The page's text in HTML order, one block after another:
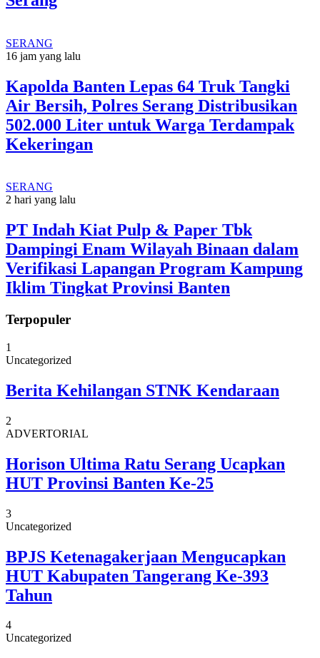
SERANG
16 jam yang lalu
Kapolda Banten Lepas 64 Truk Tangki
Air Bersih, Polres Serang Distribusikan
502.000 Liter untuk Warga Terdampak
Kekeringan
SERANG
2 hari yang lalu
PT Indah Kiat Pulp & Paper Tbk
Dampingi Enam Wilayah Binaan dalam
Verifikasi Lapangan Program Kampung
Iklim Tingkat Provinsi Banten
Terpopuler
1
Uncategorized
Berita Kehilangan STNK Kendaraan
2
ADVERTORIAL
Horison Ultima Ratu Serang Ucapkan
HUT Provinsi Banten Ke-25
3
Uncategorized
BPJS Ketenagakerjaan Mengucapkan
HUT Kabupaten Tangerang Ke-393
Tahun
4
Uncategorized